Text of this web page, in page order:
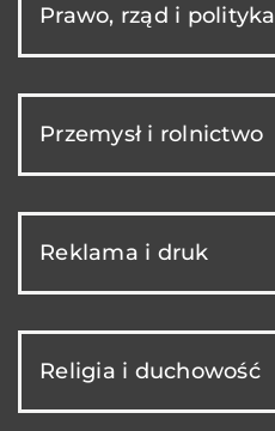
Prawo, rząd i polityka
Przemysł i rolnictwo
Reklama i druk
Religia i duchowość